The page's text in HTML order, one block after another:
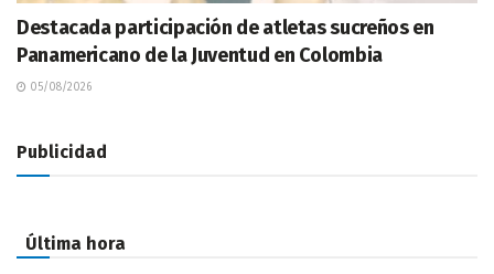
Destacada participación de atletas sucreños en
Panamericano de la Juventud en Colombia
05/08/2026
Publicidad
Última hora